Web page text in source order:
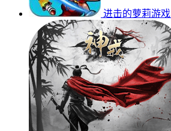
进击的萝莉游戏